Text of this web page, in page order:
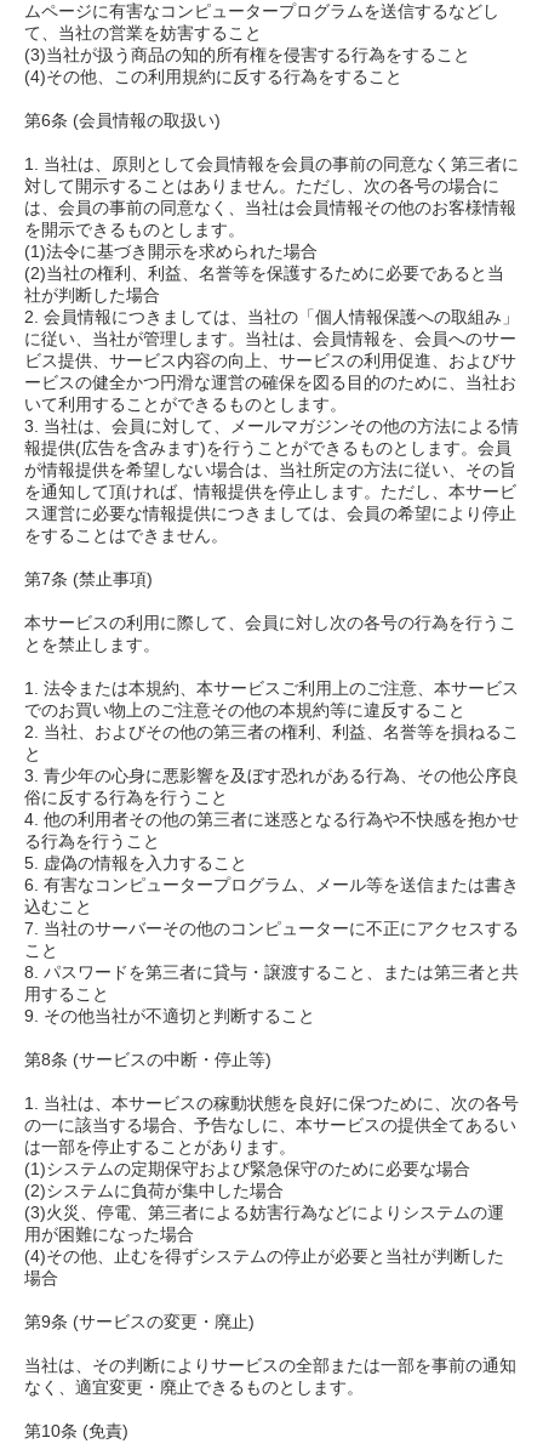
ムページに有害なコンピュータープログラムを送信するなどし
て、当社の営業を妨害すること
(3)当社が扱う商品の知的所有権を侵害する行為をすること
(4)その他、この利用規約に反する行為をすること
第6条 (会員情報の取扱い)
1. 当社は、原則として会員情報を会員の事前の同意なく第三者に
対して開示することはありません。ただし、次の各号の場合に
は、会員の事前の同意なく、当社は会員情報その他のお客様情報
を開示できるものとします。
(1)法令に基づき開示を求められた場合
(2)当社の権利、利益、名誉等を保護するために必要であると当
社が判断した場合
2. 会員情報につきましては、当社の「個人情報保護への取組み」
に従い、当社が管理します。当社は、会員情報を、会員へのサー
ビス提供、サービス内容の向上、サービスの利用促進、およびサ
ービスの健全かつ円滑な運営の確保を図る目的のために、当社お
いて利用することができるものとします。
3. 当社は、会員に対して、メールマガジンその他の方法による情
報提供(広告を含みます)を行うことができるものとします。会員
が情報提供を希望しない場合は、当社所定の方法に従い、その旨
を通知して頂ければ、情報提供を停止します。ただし、本サービ
ス運営に必要な情報提供につきましては、会員の希望により停止
をすることはできません。
第7条 (禁止事項)
本サービスの利用に際して、会員に対し次の各号の行為を行うこ
とを禁止します。
1. 法令または本規約、本サービスご利用上のご注意、本サービス
でのお買い物上のご注意その他の本規約等に違反すること
2. 当社、およびその他の第三者の権利、利益、名誉等を損ねるこ
と
3. 青少年の心身に悪影響を及ぼす恐れがある行為、その他公序良
俗に反する行為を行うこと
4. 他の利用者その他の第三者に迷惑となる行為や不快感を抱かせ
る行為を行うこと
5. 虚偽の情報を入力すること
6. 有害なコンピュータープログラム、メール等を送信または書き
込むこと
7. 当社のサーバーその他のコンピューターに不正にアクセスする
こと
8. パスワードを第三者に貸与・譲渡すること、または第三者と共
用すること
9. その他当社が不適切と判断すること
第8条 (サービスの中断・停止等)
1. 当社は、本サービスの稼動状態を良好に保つために、次の各号
の一に該当する場合、予告なしに、本サービスの提供全てあるい
は一部を停止することがあります。
(1)システムの定期保守および緊急保守のために必要な場合
(2)システムに負荷が集中した場合
(3)火災、停電、第三者による妨害行為などによりシステムの運
用が困難になった場合
(4)その他、止むを得ずシステムの停止が必要と当社が判断した
場合
第9条 (サービスの変更・廃止)
当社は、その判断によりサービスの全部または一部を事前の通知
なく、適宜変更・廃止できるものとします。
第10条 (免責)